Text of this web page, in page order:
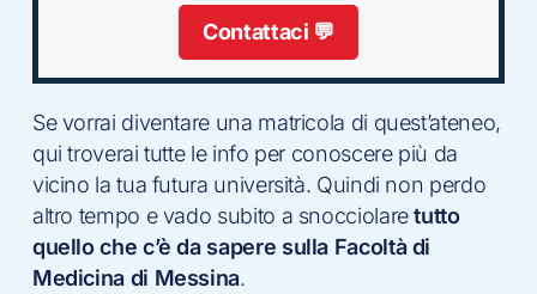
Contattaci 💬
Se vorrai diventare una matricola di quest’ateneo,
qui troverai tutte le info per conoscere più da
vicino la tua futura università. Quindi non perdo
altro tempo e vado subito a snocciolaretutto
quello che c’è da sapere sulla Facoltà di
Medicina di Messina.